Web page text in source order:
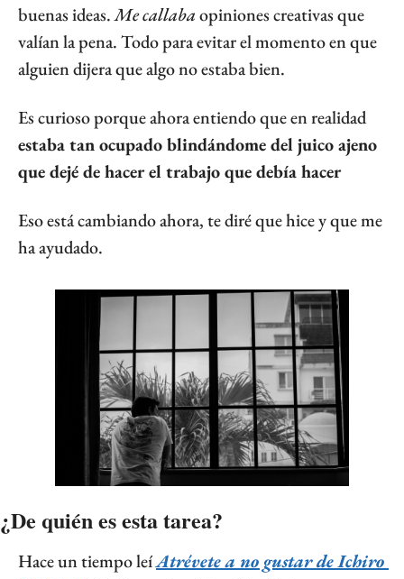
buenas ideas. Me callaba opiniones creativas que
valían la pena. Todo para evitar el momento en que
alguien dijera que algo no estaba bien.
Es curioso porque ahora entiendo que en realidad
estaba tan ocupado blindándome del juico ajeno
que dejé de hacer el trabajo que debía hacer
Eso está cambiando ahora, te diré que hice y que me
ha ayudado.
¿De quién es esta tarea?
Hace un tiempo leí Atrévete a no gustar de Ichiro